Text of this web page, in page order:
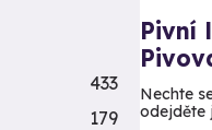
Pivní
Nechte
odejděte
433
179